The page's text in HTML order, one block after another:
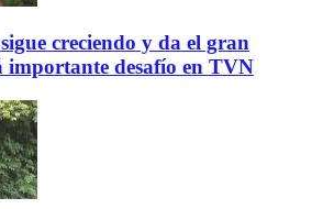
creciendo y da el gran
importante desafío en TVN